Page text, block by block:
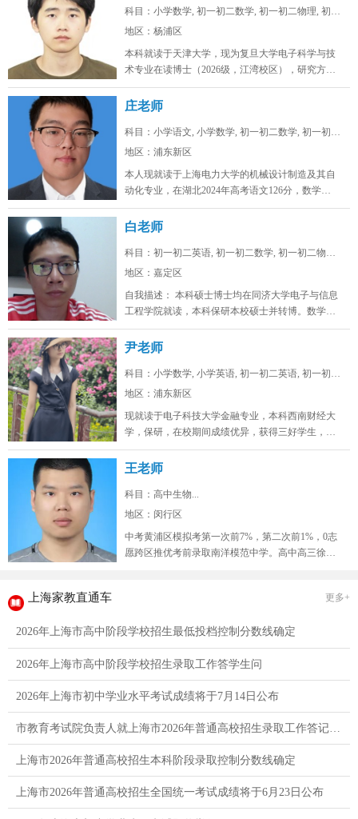
科目：小学数学, 初一初二数学, 初一初二物理, 初一...
地区：杨浦区
本科就读于天津大学，现为复旦大学电子科学与技
术专业在读博士（2026级，江湾校区），研究方向
为激光通信。时间充裕，工作日...
庄老师
科目：小学语文, 小学数学, 初一初二数学, 初一初二...
地区：浦东新区
本人现就读于上海电力大学的机械设计制造及其自
动化专业，在湖北2024年高考语文126分，数学
128，物理88，化学92，...
白老师
科目：初一初二英语, 初一初二数学, 初一初二物理, ...
地区：嘉定区
自我描述： 本科硕士博士均在同济大学电子与信息
工程学院就读，本科保研本校硕士并转博。数学高
考142，物理高考91，化学...
尹老师
科目：小学数学, 小学英语, 初一初二英语, 初一初二...
地区：浦东新区
现就读于电子科技大学金融专业，本科西南财经大
学，保研，在校期间成绩优异，获得三好学生，英
语四级证书，英语六级证书，英语六...
王老师
科目：高中生物...
地区：闵行区
中考黄浦区模拟考第一次前7%，第二次前1%，0志
愿跨区推优考前录取南洋模范中学。高中高三徐汇
上海家教直通车 更多+
2026年上海市高中阶段学校招生最低投档控制分数线确定
2026年上海市高中阶段学校招生录取工作答学生问
2026年上海市初中学业水平考试成绩将于7月14日公布
市教育考试院负责人就上海市2026年普通高校招生录取工作答记者问
上海市2026年普通高校招生本科阶段录取控制分数线确定
上海市2026年普通高校招生全国统一考试成绩将于6月23日公布